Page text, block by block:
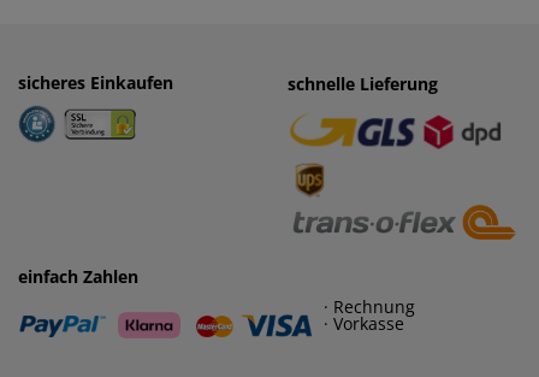
sicheres Einkaufen einfaches Zahlen
· Rechnung
· Vorkasse
schnelle Lieferung
einfach Zahlen
· Rechnung
· Vorkasse